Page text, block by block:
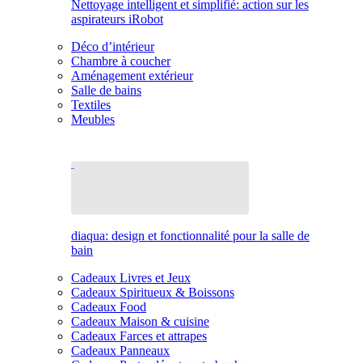
Nettoyage intelligent et simplifié: action sur les
aspirateurs iRobot
Déco d’intérieur
Chambre à coucher
Aménagement extérieur
Salle de bains
Textiles
Meubles
diaqua: design et fonctionnalité pour la salle de
bain
Cadeaux Livres et Jeux
Cadeaux Spiritueux & Boissons
Cadeaux Food
Cadeaux Maison & cuisine
Cadeaux Farces et attrapes
Cadeaux Panneaux